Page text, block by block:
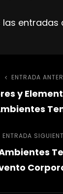
entradas
ENTRADA
y
ENTRADA